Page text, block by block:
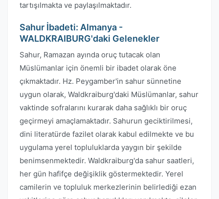
tartışılmakta ve paylaşılmaktadır.
Sahur İbadeti: Almanya -
WALDKRAIBURG'daki Gelenekler
Sahur, Ramazan ayında oruç tutacak olan
Müslümanlar için önemli bir ibadet olarak öne
çıkmaktadır. Hz. Peygamber'in sahur sünnetine
uygun olarak, Waldkraiburg'daki Müslümanlar, sahur
vaktinde sofralarını kurarak daha sağlıklı bir oruç
geçirmeyi amaçlamaktadır. Sahurun geciktirilmesi,
dini literatürde fazilet olarak kabul edilmekte ve bu
uygulama yerel topluluklarda yaygın bir şekilde
benimsenmektedir. Waldkraiburg'da sahur saatleri,
her gün hafifçe değişiklik göstermektedir. Yerel
camilerin ve topluluk merkezlerinin belirlediği ezan